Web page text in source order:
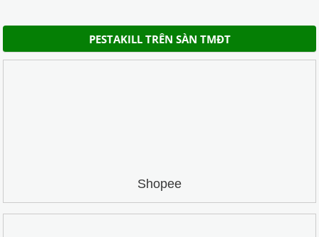
PESTAKILL TRÊN SÀN TMĐT
Shopee